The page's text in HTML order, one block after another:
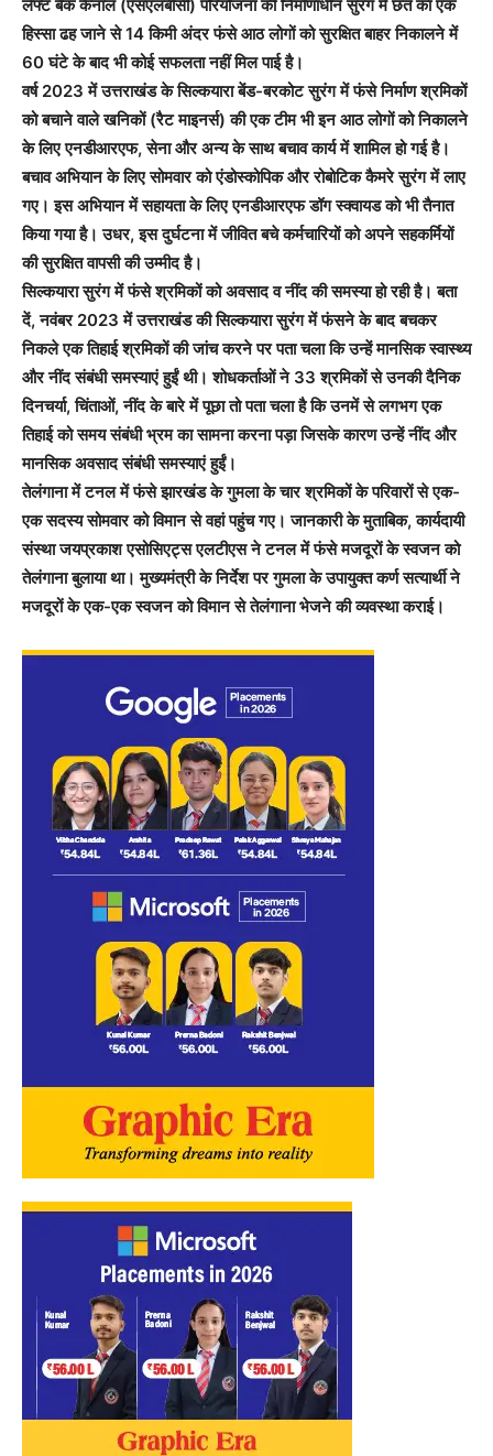
लेफ्ट बैंक कैनाल (एसएलबीसी) परियोजना की निर्माणाधीन सुरंग में छत का एक
हिस्सा ढह जाने से 14 किमी अंदर फंसे आठ लोगों को सुरक्षित बाहर निकालने में
60 घंटे के बाद भी कोई सफलता नहीं मिल पाई है।
वर्ष 2023 में उत्तराखंड के सिल्कयारा बेंड-बरकोट सुरंग में फंसे निर्माण श्रमिकों
को बचाने वाले खनिकों (रैट माइनर्स) की एक टीम भी इन आठ लोगों को निकालने
के लिए एनडीआरएफ, सेना और अन्य के साथ बचाव कार्य में शामिल हो गई है।
बचाव अभियान के लिए सोमवार को एंडोस्कोपिक और रोबोटिक कैमरे सुरंग में लाए
गए। इस अभियान में सहायता के लिए एनडीआरएफ डॉग स्क्वायड को भी तैनात
किया गया है। उधर, इस दुर्घटना में जीवित बचे कर्मचारियों को अपने सहकर्मियों
की सुरक्षित वापसी की उम्मीद है।
सिल्कयारा सुरंग में फंसे श्रमिकों को अवसाद व नींद की समस्या हो रही है। बता
दें, नवंबर 2023 में उत्तराखंड की सिल्कयारा सुरंग में फंसने के बाद बचकर
निकले एक तिहाई श्रमिकों की जांच करने पर पता चला कि उन्हें मानसिक स्वास्थ्य
और नींद संबंधी समस्याएं हुईं थी। शोधकर्ताओं ने 33 श्रमिकों से उनकी दैनिक
दिनचर्या, चिंताओं, नींद के बारे में पूछा तो पता चला है कि उनमें से लगभग एक
तिहाई को समय संबंधी भ्रम का सामना करना पड़ा जिसके कारण उन्हें नींद और
मानसिक अवसाद संबंधी समस्याएं हुईं।
तेलंगाना में टनल में फंसे झारखंड के गुमला के चार श्रमिकों के परिवारों से एक-
एक सदस्य सोमवार को विमान से वहां पहुंच गए। जानकारी के मुताबिक, कार्यदायी
संस्था जयप्रकाश एसोसिएट्स एलटीएस ने टनल में फंसे मजदूरों के स्वजन को
तेलंगाना बुलाया था। मुख्यमंत्री के निर्देश पर गुमला के उपायुक्त कर्ण सत्यार्थी ने
मजदूरों के एक-एक स्वजन को विमान से तेलंगाना भेजने की व्यवस्था कराई।